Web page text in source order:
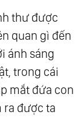
Cân
Lượng
Mới
thư được
quan gì đến
ánh sáng
trong cái
mắt đứa con
được ta